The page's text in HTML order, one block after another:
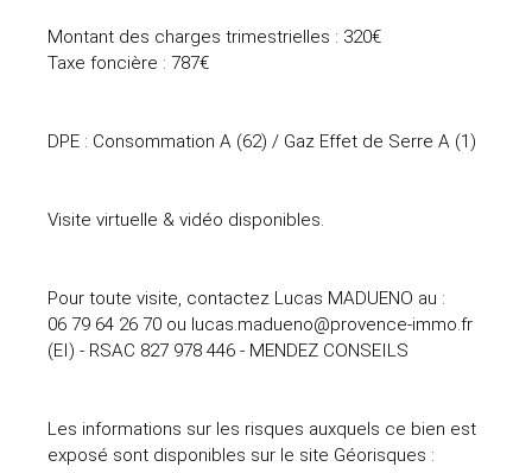
Montant des charges trimestrielles : 320€
Taxe foncière : 787€
DPE : Consommation A (62) / Gaz Effet de Serre A (1)
Visite virtuelle & vidéo disponibles.
Pour toute visite, contactez Lucas MADUENO au :
06 79 64 26 70 ou lucas.madueno@provence-immo.fr
(EI) - RSAC 827 978 446 - MENDEZ CONSEILS
Les informations sur les risques auxquels ce bien est
exposé sont disponibles sur le site Géorisques :